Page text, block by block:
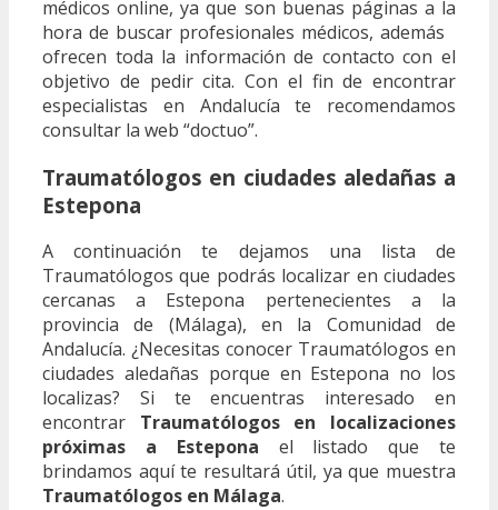
médicos online, ya que son buenas páginas a la
hora de buscar profesionales médicos, además
ofrecen toda la información de contacto con el
objetivo de pedir cita. Con el fin de encontrar
especialistas en Andalucía te recomendamos
consultar la web “doctuo”.
Traumatólogos en ciudades aledañas a
Estepona
A continuación te dejamos una lista de
Traumatólogos que podrás localizar en ciudades
cercanas a Estepona pertenecientes a la
provincia de (Málaga), en la Comunidad de
Andalucía. ¿Necesitas conocer Traumatólogos en
ciudades aledañas porque en Estepona no los
localizas? Si te encuentras interesado en
encontrar Traumatólogos en localizaciones
próximas a Estepona el listado que te
brindamos aquí te resultará útil, ya que muestra
Traumatólogos en Málaga.